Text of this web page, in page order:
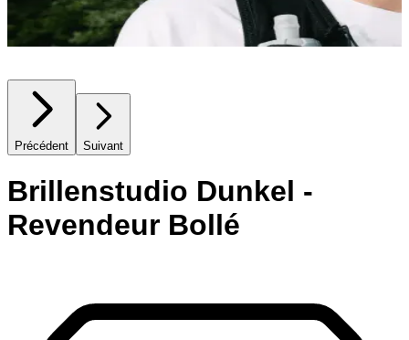
Précédent Suivant
Brillenstudio Dunkel -
Revendeur Bollé